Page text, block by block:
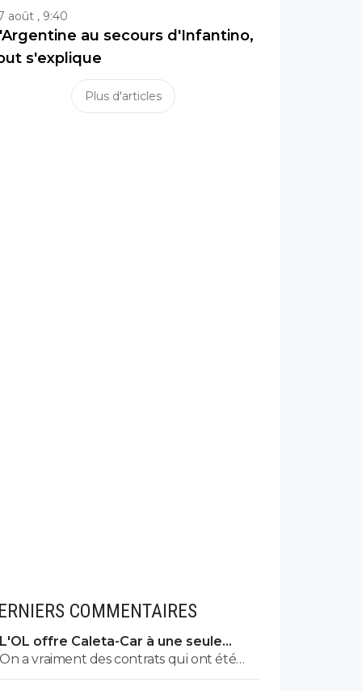
août , 9:40
au secours d'Infantino,
s'explique
Plus d'articles
COMMENTAIRES
L'OL offre Caleta-Car à une seule
condition
On a vraiment des contrats qui ont été
mal géré ces dernières années. On est